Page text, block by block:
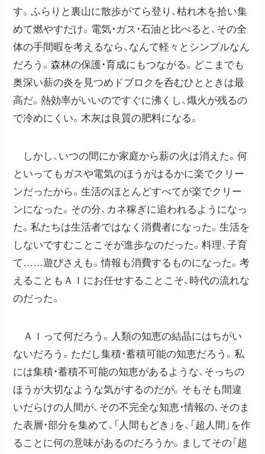
す。ふらりと裏山に散歩がてら登り、枯れ木を拾い集
めて燃やすだけ。電気・ガス・石油と比べると、その全
体の手間暇を考えるなら、なんて軽々とシンプルなん
だろう。森林の保護・育成にもつながる。どこまでも
奥深い薪の炎を見つめドブロクを呑むひとときは最
高だ。熱効率がいいのですぐに沸くし、熾火が残るの
で冷めにくい。木灰は良質の肥料になる。
しかし、いつの間にか家庭から薪の火は消えた。何
といってもガスや電気のほうがはるかに楽でクリー
ンだったから。生活のほとんどすべてが楽でクリー
ンになった。その分、カネ稼ぎに追われるようになっ
た。私たちは生活者ではなく消費者になった。生活を
しないですむことこそが進歩なのだった。料理、子育
て……遊びさえも。情報も消費するものになった。考
えることもＡＩにお任せすることこそ、時代の流れな
のだった。
ＡＩって何だろう。人類の知恵の結晶にはちがい
ないだろう。ただし集積・蓄積可能の知恵だろう。私
には集積・蓄積不可能の知恵があるような、そっちの
ほうが大切なような気がするのだが。そもそも間違
いだらけの人間が、その不完全な知恵・情報の、そのま
た表層・部分を集めて、「人間もどき」を、「超人間」を作
ることに何の意味があるのだろうか。ましてその「超